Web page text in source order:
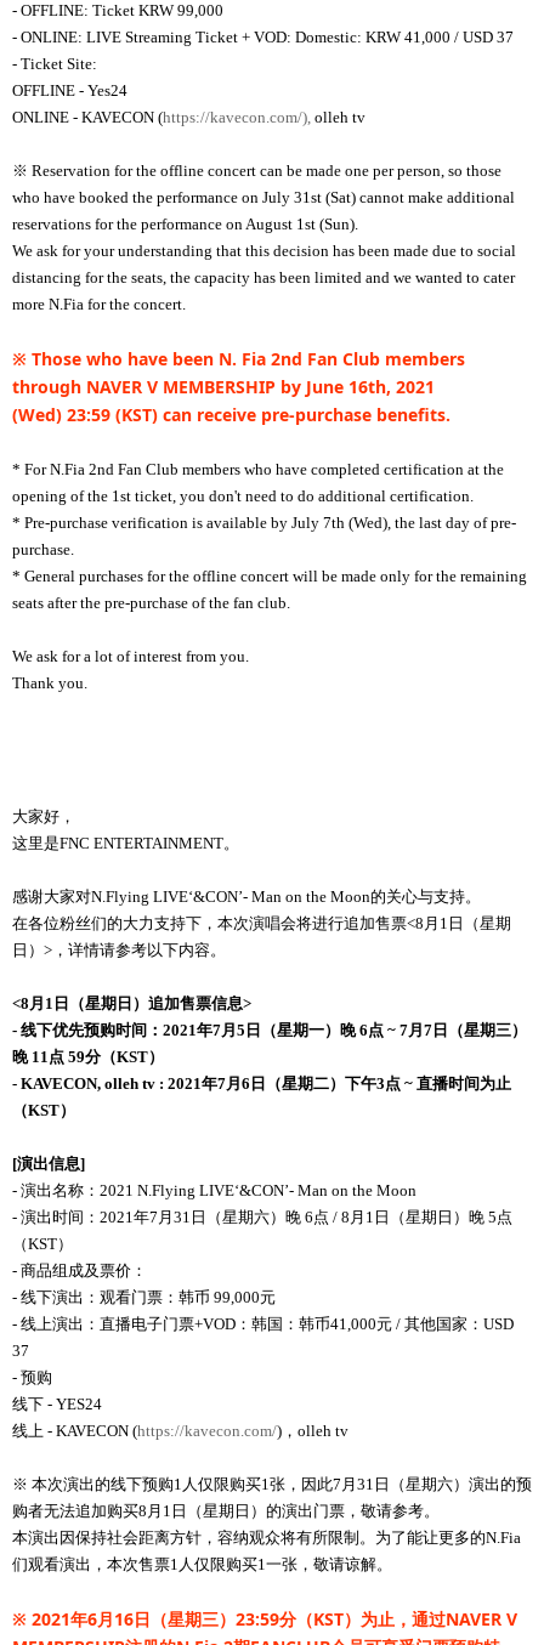
- OFFLINE: Ticket KRW 99,000
- ONLINE: LIVE Streaming Ticket + VOD: Domestic: KRW 41,000 / USD 37
- Ticket Site:
OFFLINE - Yes24
ONLINE - KAVECON (https://kavecon.com/), olleh tv
※ Reservation for the offline concert can be made one per person, so those
who have booked the performance on July 31st (Sat) cannot make additional
reservations for the performance on August 1st (Sun).
We ask for your understanding that this decision has been made due to social
distancing for the seats, the capacity has been limited and we wanted to cater
more N.Fia for the concert.
※ Those who have been N. Fia 2nd Fan Club members
through NAVER V MEMBERSHIP by June 16th, 2021
(Wed) 23:59 (KST) can receive pre-purchase benefits.
* For N.Fia 2nd Fan Club members who have completed certification at the
opening of the 1st ticket, you don't need to do additional certification.
* Pre-purchase verification is available by July 7th (Wed), the last day of pre-
purchase.
* General purchases for the offline concert will be made only for the remaining
seats after the pre-purchase of the fan club.
We ask for a lot of interest from you.
Thank you.
大家好，
这里是FNC ENTERTAINMENT。
感谢大家对N.Flying LIVE‘&CON’- Man on the Moon的关心与支持。
在各位粉丝们的大力支持下，本次演唱会将进行追加售票<8月1日（星期
日）>，详情请参考以下内容。
<8月 1 日（星期日）追加售票信息>
- 线下优先预购时间： 2021年7月 5 日（星期一） 晚6点 ~ 7月 7 日（星期三）
晚11点 59分（KST）
- KAVECON, olleh tv : 2021年7月 6 日（星期二）下午3点 ~ 直播时间 为止
（KST）
[演出信息]
- 演出名称：2021 N.Flying LIVE‘&CON’- Man on the Moon
- 演出时间：2021年7月31日（星期六）晚 6点 / 8月1日（星期日）晚 5点
（KST）
- 商品组成及票价：
- 线下演出：观看门票：韩币 99,000元
- 线上演出：直播电子门票+VOD：韩国：韩币41,000元 / 其他国家：USD
37
- 预购
线下 - YES24
线上 - KAVECON (https://kavecon.com/)，olleh tv
※ 本次演出的线下预购1人仅限购买1张，因此7月31日（星期六）演出的预
购者无法追加购买8月1日（星期日）的演出门票，敬请参考。
本演出因保持社会距离方针，容纳观众将有所限制。为了能让更多的N.Fia
们观看演出，本次售票1人仅限购买1一张，敬请谅解。
※ 2021年6月16日（星期三） 23:59分（KST）为止，通过NAVER V